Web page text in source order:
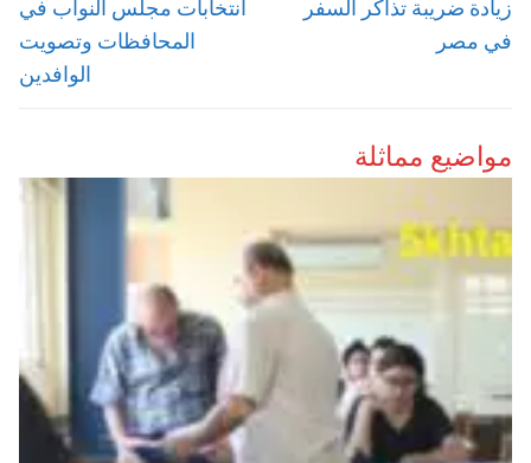
زيادة ضريبة تذاكر السفر
في مصر
انتخابات مجلس النواب في
المحافظات وتصويت
الوافدين
مواضيع مماثلة